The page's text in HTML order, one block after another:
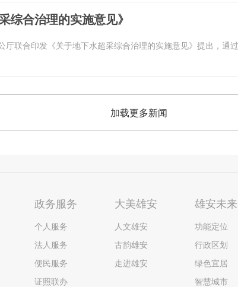
综合治理的实施意见》
联合印发《关于地下水超采综合治理的实施意见》提出，通
加载更多新闻
政务服务
个人服务
法人服务
便民服务
证照联办
大美雄安
人文雄安
古韵雄安
走进雄安
雄安未来
功能定位
行政区划
绿色宜居
智慧城市